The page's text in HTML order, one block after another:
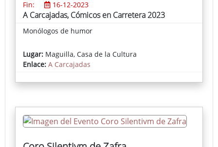
Fin: 16-12-2023
A Carcajadas, Cómicos en Carretera 2023
Monólogos de humor
Lugar: Maguilla, Casa de la Cultura
Enlace: A Carcajadas